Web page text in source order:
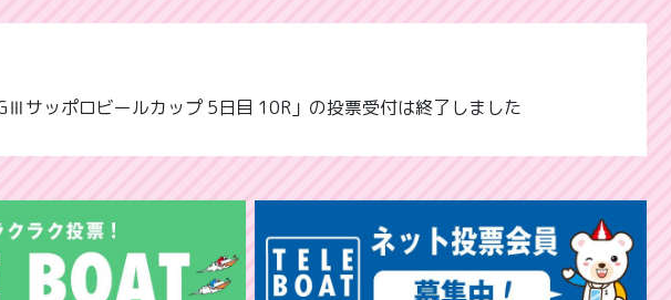
GⅢサッポロビールカップ 5日目 10R」の投票受付は終了しました